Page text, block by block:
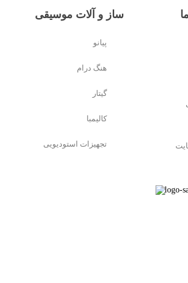
ساز و آلات موسیقی
پیانو
هنگ درام
گیتار
کالیمبا
تجهیزات استودیویی